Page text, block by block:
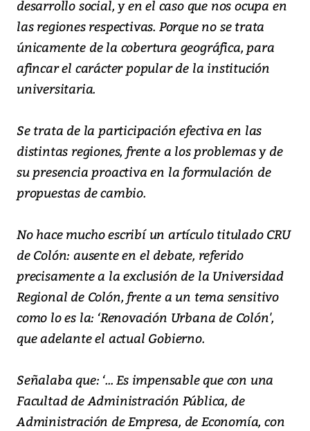
desarrollo social, y en el caso que nos ocupa en
las regiones respectivas. Porque no se trata
únicamente de la cobertura geográfica, para
afincar el carácter popular de la institución
universitaria.
Se trata de la participación efectiva en las
distintas regiones, frente a los problemas y de
su presencia proactiva en la formulación de
propuestas de cambio.
No hace mucho escribí un artículo titulado CRU
de Colón: ausente en el debate, referido
precisamente a la exclusión de la Universidad
Regional de Colón, frente a un tema sensitivo
como lo es la: ‘Renovación Urbana de Colón',
que adelante el actual Gobierno.
Señalaba que: ‘... Es impensable que con una
Facultad de Administración Pública, de
Administración de Empresa, de Economía, con